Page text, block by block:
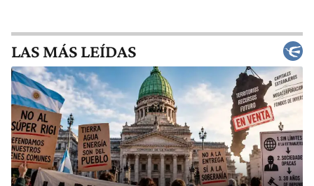
LAS MÁS LEÍDAS